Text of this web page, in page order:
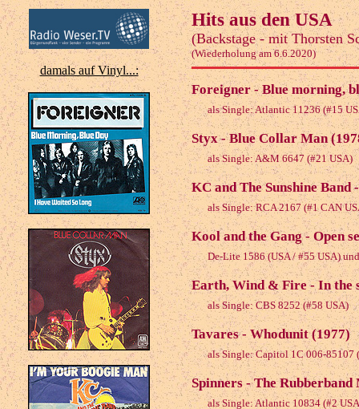
damals auf Vinyl...:
Hits aus den USA
(Backstage - mit Thorsten
(Wiederholung am 6.6.2020)
Foreigner - Blue morning,
als Single: Atlantic 11236 (#15
Styx - Blue Collar Man
als Single: A&M 6647 (#21 USA)
KC and The Sunshine
als Single: RCA 2167 (#1 CAN
Kool and the Gang - Open
De-Lite 1586 (USA / #55 USA)
Earth, Wind & Fire - In the
als Single: CBS 8252 (#58 USA)
Tavares - Whodunit (1977)
als Single: Capitol 1C 006-85107
Spinners - The Rubberband
als Single: Atlantic 10834 (#2